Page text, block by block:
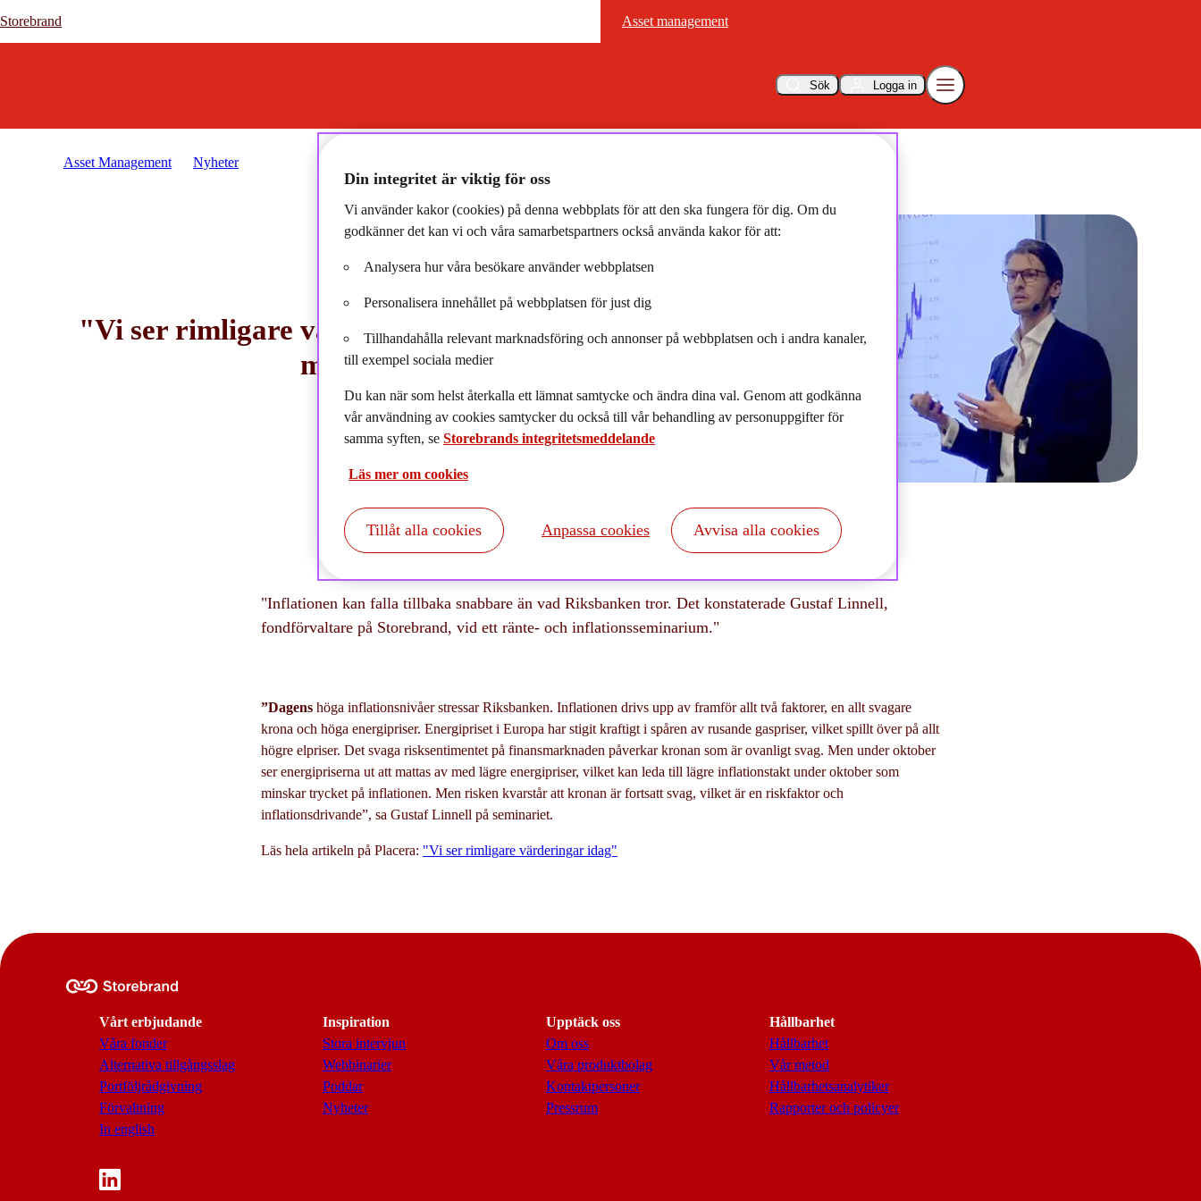
Storebrand Asset management
Sök Logga in
Storebrand Asset management
Asset Management Nyheter
"Vi ser rimligare värderingar idag" artikel på Placera
med Gustaf Linnell
2022-10-25
"Inflationen kan falla tillbaka snabbare än vad Riksbanken tror. Det konstaterade Gustaf Linnell,
fondförvaltare på Storebrand, vid ett ränte- och inflationsseminarium."
”Dagens höga inflationsnivåer stressar Riksbanken. Inflationen drivs upp av framför allt två faktorer, en allt svagare
krona och höga energipriser. Energipriset i Europa har stigit kraftigt i spåren av rusande gaspriser, vilket spillt över på allt
högre elpriser. Det svaga risksentimentet på finansmarknaden påverkar kronan som är ovanligt svag. Men under oktober
ser energipriserna ut att mattas av med lägre energipriser, vilket kan leda till lägre inflationstakt under oktober som
minskar trycket på inflationen. Men risken kvarstår att kronan är fortsatt svag, vilket är en riskfaktor och
inflationsdrivande”, sa Gustaf Linnell på seminariet.
Läs hela artikeln på Placera: "Vi ser rimligare värderingar idag"
Vårt erbjudande
Våra fonder
Alternativa tillgångsslag
Portföljrådgivning
Förvaltning
In english
Inspiration
Stora intervjun
Webbinarier
Poddar
Nyheter
Upptäck oss
Om oss
Våra produktbolag
Kontaktpersoner
Pressrum
Hållbarhet
Hållbarhet
Vår metod
Hållbarhetsanalytiker
Rapporter och policyer
Din integritet är viktig för oss
Vi använder kakor (cookies) på denna webbplats för att den ska fungera för dig. Om du
godkänner det kan vi och våra samarbetspartners också använda kakor för att:
Analysera hur våra besökare använder webbplatsen
Personalisera innehållet på webbplatsen för just dig
Tillhandahålla relevant marknadsföring och annonser på webbplatsen och i andra kanaler,
till exempel sociala medier
Du kan när som helst återkalla ett lämnat samtycke och ändra dina val. Genom att godkänna
vår användning av cookies samtycker du också till vår behandling av personuppgifter för
samma syften, se Storebrands integritetsmeddelande
Läs mer om cookies
Anpassa cookies Avvisa alla cookies
Tillåt alla cookies